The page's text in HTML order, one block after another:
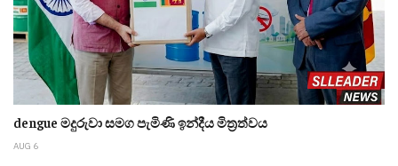
dengue මදුරුවා සමග පැමිණි ඉන්දීය මිත්‍රත්වය
AUG 6